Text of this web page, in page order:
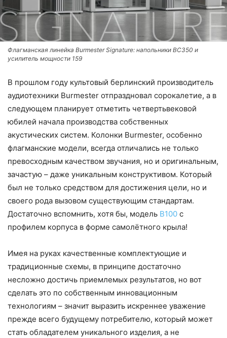
Флагманская линейка Burmester Signature: напольники BC350 и
усилитель мощности 159
В прошлом году культовый берлинский производитель
аудиотехники Burmester отпраздновал сорокалетие, а в
следующем планирует отметить четвертьвековой
юбилей начала производства собственных
акустических систем. Колонки Burmester, особенно
флагманские модели, всегда отличались не только
превосходным качеством звучания, но и оригинальным,
зачастую – даже уникальным конструктивом. Который
был не только средством для достижения цели, но и
своего рода вызовом существующим стандартам.
Достаточно вспомнить, хотя бы, модель B100 с
профилем корпуса в форме самолётного крыла!
Имея на руках качественные комплектующие и
традиционные схемы, в принципе достаточно
несложно достичь приемлемых результатов, но вот
сделать это по собственным инновационным
технологиям – значит выразить искреннее уважение
прежде всего будущему потребителю, который может
стать обладателем уникального изделия, а не